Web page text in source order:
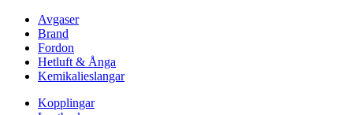
Avgaser
Brand
Fordon
Hetluft & Ånga
Kemikalieslangar
Kopplingar